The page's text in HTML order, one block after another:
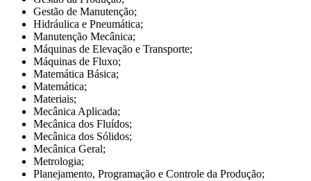
Gestão de Manutenção;
Hidráulica e Pneumática;
Manutenção Mecânica;
Máquinas de Elevação e Transporte;
Máquinas de Fluxo;
Matemática Básica;
Matemática;
Materiais;
Mecânica Aplicada;
Mecânica dos Fluídos;
Mecânica dos Sólidos;
Mecânica Geral;
Metrologia;
Planejamento, Programação e Controle da Produção;